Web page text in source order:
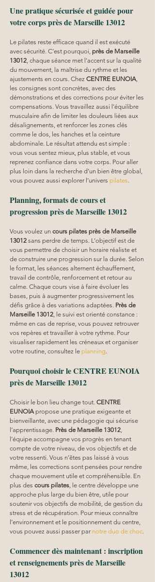
Une pratique sécurisée et guidée pour
votre corps près de Marseille 13012
Le pilates reste efficace quand il est exécuté
avec sécurité. C’est pourquoi, près de Marseille
13012 , chaque séance met l’accent sur la qualité
du mouvement, la maîtrise du rythme et les
ajustements en cours. Chez CENTRE EUNOIA
les consignes sont concrètes, avec des
démonstrations et des corrections pour éviter les
compensations. Vous travaillez aussi l’équilibre
musculaire afin de limiter les douleurs liées aux
désalignements, et renforcer les zones clés
comme le dos, les hanches et la ceinture
abdominale. Le résultat attendu est simple :
vous vous sentez mieux, plus stable, et vous
reprenez confiance dans votre corps. Pour aller
plus loin dans la recherche d’un bien être global,
vous pouvez aussi explorer l’univers pilates.
Planning, formats de cours et
progression près de Marseille 13012
Vous voulez un cours pilates près de Marseille
13012 sans perdre de temps. L’objectif est de
vous permettre de choisir un horaire réaliste et
de construire une progression sur la durée. Selon
le format, les séances alternent échauffement,
travail de contrôle, renforcement et retour au
calme. Chaque cours vise à faire évoluer les
bases, puis à augmenter progressivement les
défis grâce à des variations adaptées. Près de
Marseille 13012 , le suivi est orienté constance :
même en cas de reprise, vous pouvez retrouver
vos repères et travailler à votre rythme. Pour
visualiser rapidement les créneaux et organiser
votre routine, consultez le planning.
Pourquoi choisir le CENTRE EUNOIA
près de Marseille 13012
Choisir le bon lieu change tout. CENTRE
EUNOIA propose une pratique exigeante et
bienveillante, avec une pédagogie qui sécurise
l’apprentissage. Près de Marseille 13012
l’équipe accompagne vos progrès en tenant
compte de votre niveau, de vos objectifs et de
votre ressenti. Vous n’êtes pas laissé à vous
même, les corrections sont pensées pour rendre
chaque mouvement utile et compréhensible. En
plus des cours pilates , le centre développe une
approche plus large du bien être, utile pour
soutenir vos objectifs de mobilité, de gestion du
stress et de récupération. Pour mieux connaître
l’environnement et le positionnement du centre,
vous pouvez aussi passer par notre duo de choc.
Commencer dès maintenant : inscription
et renseignements près de Marseille
13012